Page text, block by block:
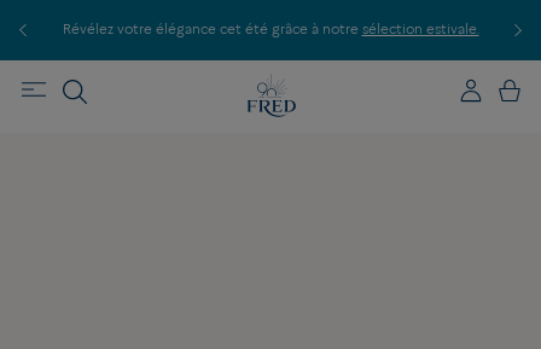
Révélez votre élégance cet été grâce à notresélection estivale.